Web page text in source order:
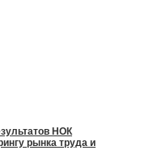
НОК
рынка труда и